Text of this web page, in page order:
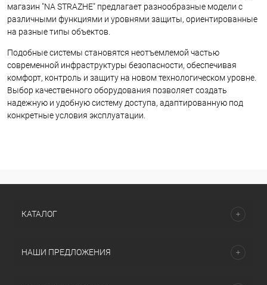
магазин "NA STRAZHE" предлагает разнообразные модели с
различными функциями и уровнями защиты, ориентированные
на разные типы объектов.
Подобные системы становятся неотъемлемой частью
современной инфраструктуры безопасности, обеспечивая
комфорт, контроль и защиту на новом технологическом уровне.
Выбор качественного оборудования позволяет создать
надежную и удобную систему доступа, адаптированную под
конкретные условия эксплуатации.
КАТАЛОГ
НАШИ ПРЕДЛОЖЕНИЯ